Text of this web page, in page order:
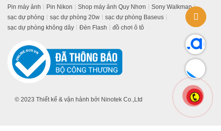
Pin máy ảnh
Pin Nikon Shop máy ảnh Quy Nhơn
Sony Walkman
sạc dự phòng
sạc dự phòng 20w
sạc dự phòng Baseus
sạc dự phòng không dây
Đèn Flash đồ chơi ô tô
© 2023 Thiết kế & vận hảnh bởi Ninotek Co.,Ltd